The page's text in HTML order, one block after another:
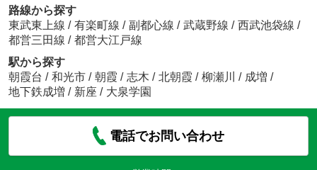
路線から探す
東武東上線 / 有楽町線 / 副都心線 / 武蔵野線 / 西武池袋線 /
都営三田線 / 都営大江戸線
駅から探す
朝霞台 / 和光市 / 朝霞 / 志木 / 北朝霞 / 柳瀬川 / 成増 /
地下鉄成増 / 新座 / 大泉学園
電話でお問い合わせ